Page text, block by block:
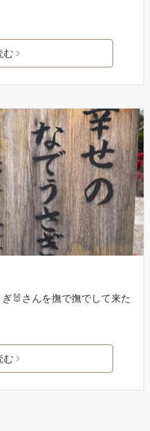
む
🐰さんを撫で撫でして来た
む